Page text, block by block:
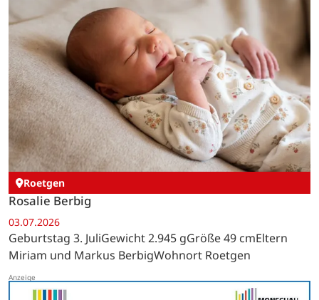
Roetgen
Rosalie Berbig
03.07.2026
Geburtstag 3. JuliGewicht 2.945 gGröße 49 cmEltern
Miriam und Markus BerbigWohnort Roetgen